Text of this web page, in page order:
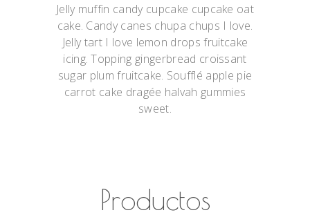
Jelly muffin candy cupcake cupcake oat
cake. Candy canes chupa chups I love.
Jelly tart I love lemon drops fruitcake
icing. Topping gingerbread croissant
sugar plum fruitcake. Soufflé apple pie
carrot cake dragée halvah gummies
sweet.
Productos